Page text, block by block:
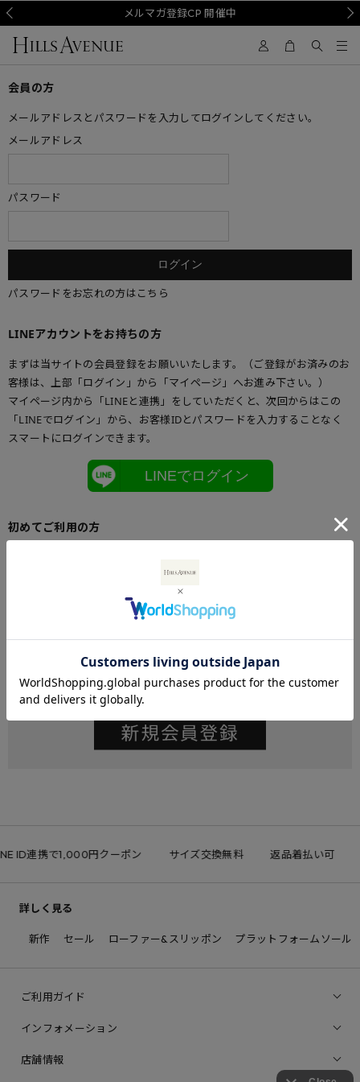
メルマガ登録CP 開催中
会員の方
メールアドレスとパスワードを入力してログインしてください。
メールアドレス
パスワード
パスワードをお忘れの方はこちら
LINEアカウントをお持ちの方
まずは当サイトの会員登録をお願いいたします。（ご登録がお済みのお
客様は、上部「ログイン」から「マイページ」へお進み下さい。）
マイページ内から「LINEと連携」をしていただくと、次回からはこの
「LINEでログイン」から、お客様IDとパスワードを入力することなく
スマートにログインできます。
LINEでログイン
初めてご利用の方
メールアドレスとパスワードを登録しておくと便利にお買い物ができる
ID連携で1,000円クーポン サイズ交換無料 返品着払い可
詳しく見る
新作 セール ローファー&スリッポン プラットフォームソール
ご利用ガイド
インフォメーション
店舗情報